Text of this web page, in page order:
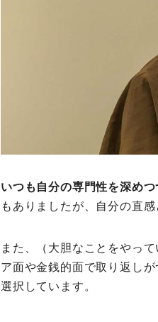
いつも自分の専門性を深め
もありましたが、自分の直
また、（大胆なことをやっ
ア面や金銭的面で取り返し
選択しています。